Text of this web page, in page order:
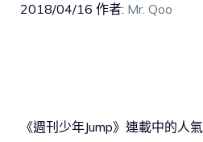
2018/04/16 作者: Mr. Qoo
《週刊少年Jump》連載中的人